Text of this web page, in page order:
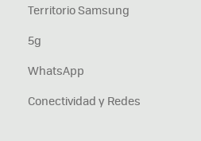
Territorio Samsung
5g
WhatsApp
Conectividad y Redes